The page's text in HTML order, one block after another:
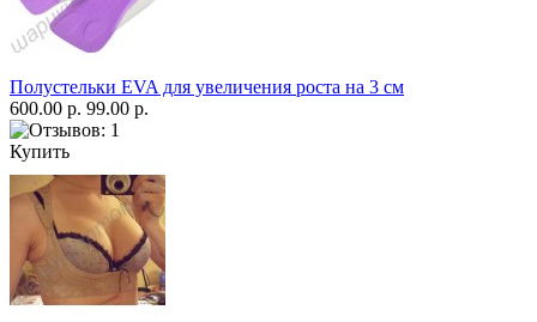
Полустельки EVA для увеличения роста на 3 см
600.00 р. 99.00 р.
Купить